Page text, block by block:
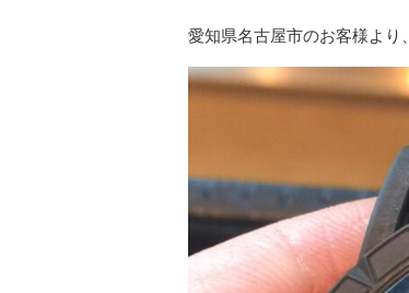
愛知県名古屋市のお客様より、